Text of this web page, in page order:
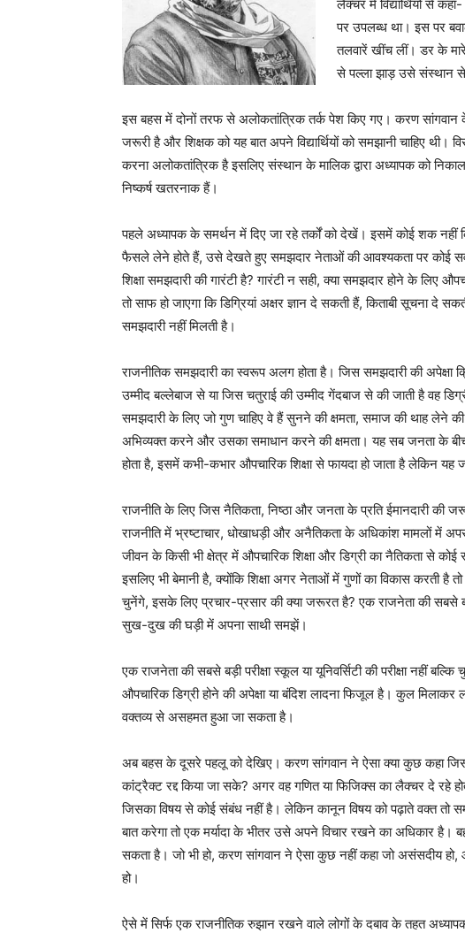
लैक्चर में विद्यार्थियों से
पर उपलब्ध था। इस पर
तलवारें खींच लीं। डर के
से पल्ला झाड़ उसे संस्थान
इस बहस में दोनों तरफ से अलोकतांत्रिक तर्क पेश किए गए। करण सांगवान के
जरूरी है और शिक्षक को यह बात अपने विद्यार्थियों को समझानी चाहिए थी।
करना अलोकतांत्रिक है इसलिए संस्थान के मालिक द्वारा अध्यापक को
निष्कर्ष खतरनाक हैं।
पहले अध्यापक के समर्थन में दिए जा रहे तर्कों को देखें। इसमें कोई शक नहीं
फैसले लेने होते हैं, उसे देखते हुए समझदार नेताओं की आवश्यकता पर कोई
शिक्षा समझदारी की गारंटी है? गारंटी न सही, क्या समझदार होने के लिए
तो साफ हो जाएगा कि डिग्रियां अक्षर ज्ञान दे सकती हैं, किताबी सूचना
समझदारी नहीं मिलती है।
राजनीतिक समझदारी का स्वरूप अलग होता है। जिस समझदारी की
उम्मीद बल्लेबाज से या जिस चतुराई की उम्मीद गेंदबाज से की जाती है वह
समझदारी के लिए जो गुण चाहिए वे हैं सुनने की क्षमता, समाज की थाह लेने
अभिव्यक्त करने और उसका समाधान करने की क्षमता। यह सब जनता के
होता है, इसमें कभी-कभार औपचारिक शिक्षा से फायदा हो जाता है लेकिन यह
राजनीति के लिए जिस नैतिकता, निष्ठा और जनता के प्रति ईमानदारी की
राजनीति में भ्रष्टाचार, धोखाधड़ी और अनैतिकता के अधिकांश मामलों में
जीवन के किसी भी क्षेत्र में औपचारिक शिक्षा और डिग्री का नैतिकता से
इसलिए भी बेमानी है, क्योंकि शिक्षा अगर नेताओं में गुणों का विकास करती है
चुनेंगे, इसके लिए प्रचार-प्रसार की क्या जरूरत है? एक राजनेता की सबसे
सुख-दुख की घड़ी में अपना साथी समझें।
एक राजनेता की सबसे बड़ी परीक्षा स्कूल या यूनिवर्सिटी की परीक्षा नहीं बल्कि
औपचारिक डिग्री होने की अपेक्षा या बंदिश लादना फिजूल है। कुल
वक्तव्य से असहमत हुआ जा सकता है।
अब बहस के दूसरे पहलू को देखिए। करण सांगवान ने ऐसा क्या कुछ कहा
कांट्रैक्ट रद्द किया जा सके? अगर वह गणित या फिजिक्स का लैक्चर दे रहे
जिसका विषय से कोई संबंध नहीं है। लेकिन कानून विषय को पढ़ाते वक्त तो
बात करेगा तो एक मर्यादा के भीतर उसे अपने विचार रखने का अधिकार है।
सकता है। जो भी हो, करण सांगवान ने ऐसा कुछ नहीं कहा जो असंसदीय हो,
हो।
ऐसे में सिर्फ एक राजनीतिक रुझान रखने वाले लोगों के दबाव के तहत